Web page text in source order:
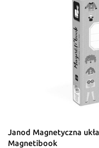
Janod Magnetyczna
Magnetibook